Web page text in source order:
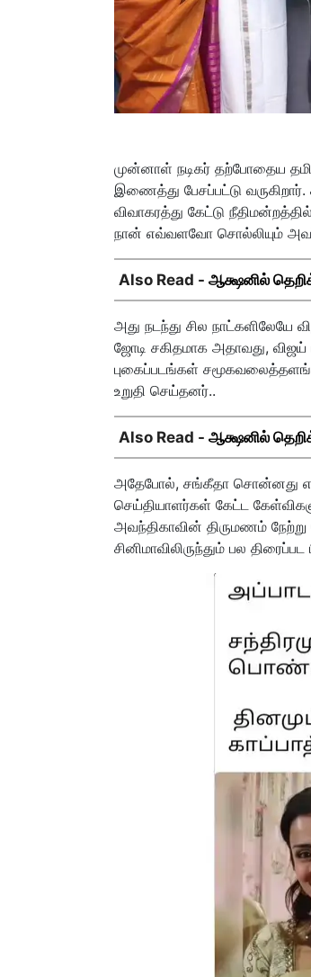
முன்னாள் நடிகர் தற்போதைய
இணைத்து பேசப்பட்டு
விவாகரத்து கேட்டு
நான் எவ்வளவோ சொல்லியும் அவர்
Also Read - ஆக்ஷனில்
அது நடந்து சில நாட்களிலேயே
ஜோடி சகிதமாக அதாவது, விஜய்
புகைப்படங்கள்
உறுதி செய்தனர்..
Also Read - ஆக்ஷனில்
அதேபோல், சங்கீதா சொன்னது
செய்தியாளர்கள் கேட்ட
அவந்திகாவின் திருமணம் நேற்று
சினிமாவிலிருந்தும் பல